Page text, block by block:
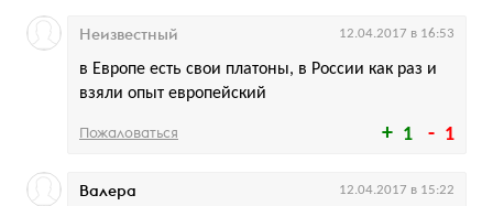
1 1
в Европе есть свои платоны, в России как раз и
взяли опыт европейский
Неизвестный 12.04.2017 в 16:53
Пожаловаться
Валера 12.04.2017 в 15:22